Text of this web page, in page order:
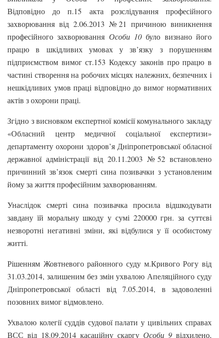
Відповідно до п.15 акта розслідування професійного
захворювання від 2.06.2013 №21 причиною виникнення
професійного захворювання Особи 10 було визнано його
працю в шкідливих умовах у зв’язку з порушенням
підприємством вимог ст.153 Кодексу законів про працю в
частині створення на робочих місцях належних, безпечних і
нешкідливих умов праці відповідно до вимог нормативних
актів з охорони праці.
Згідно з висновком експертної комісії комунального закладу
«Обласний центр медичної соціальної експертизи»
департаменту охорони здоров’я Дніпропетровської обласної
державної адміністрації від 20.11.2003 №52 встановлено
причинний зв’язок смерті сина позивачки з установленим
йому за життя професійним захворюванням.
Унаслідок смерті сина позивачка просила відшкодувати
завдану їй моральну шкоду у сумі 220000 грн. за суттєві
незворотні негативні зміни, які відбулися у її особистому
житті.
Рішенням Жовтневого районного суду м.Кривого Рогу від
31.03.2014, залишеним без змін ухвалою Апеляційного суду
Дніпропетровської області від 7.05.2014, в задоволенні
позовних вимог відмовлено.
Ухвалою колегії суддів судової палати у цивільних справах
ВСС від 18.09.2014 касаційну скаргу Особи 9 відхилено,